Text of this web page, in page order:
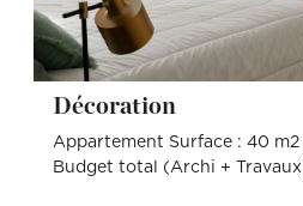
Décoration
Appartement Surface : 40 m2
Budget total (Archi +